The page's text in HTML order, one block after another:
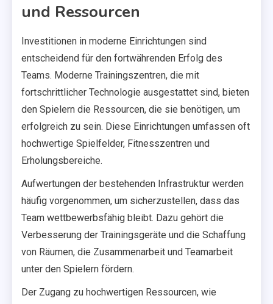
und Ressourcen
Investitionen in moderne Einrichtungen sind
entscheidend für den fortwährenden Erfolg des
Teams. Moderne Trainingszentren, die mit
fortschrittlicher Technologie ausgestattet sind, bieten
den Spielern die Ressourcen, die sie benötigen, um
erfolgreich zu sein. Diese Einrichtungen umfassen oft
hochwertige Spielfelder, Fitnesszentren und
Erholungsbereiche.
Aufwertungen der bestehenden Infrastruktur werden
häufig vorgenommen, um sicherzustellen, dass das
Team wettbewerbsfähig bleibt. Dazu gehört die
Verbesserung der Trainingsgeräte und die Schaffung
von Räumen, die Zusammenarbeit und Teamarbeit
unter den Spielern fördern.
Der Zugang zu hochwertigen Ressourcen, wie